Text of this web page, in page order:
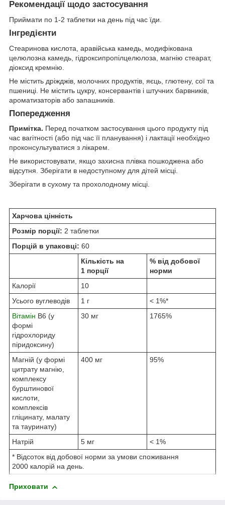
Рекомендації щодо застосування
Приймати по 1-2 таблетки на день під час їди.
Інгредієнти
Стеаринова кислота, аравійська камедь, модифікована
целюлозна камедь, гідроксипропілцелюлоза, магнію стеарат,
діоксид кремнію.
Не містить дріжджів, молочних продуктів, яєць, глютену, сої та
пшениці. Не містить цукру, консервантів і штучних барвників,
ароматизаторів або запашників.
Попередження
Примітка. Перед початком застосування цього продукту під
час вагітності (або під час її планування) і лактації необхідно
проконсультуватися з лікарем.
Не використовувати, якщо захисна плівка пошкоджена або
відсутня. Зберігати в недоступному для дітей місці.
Зберігати в сухому та прохолодному місці.
Харчова цінність
Розмір порції: 2 таблетки
Порцій в упаковці: 60
Кількість на
1 порції
% від добової
норми
Калорії
10
Усього вуглеводів
1 г
< 1%*
Вітамін B6 (у
формі
гідрохлориду
піридоксину)
30 мг 1765%
Магній (у формі
цитрату магнію,
комплексу
бурштинової
кислоти,
комплексів
гліцинату, малату
та тауринату)
400 мг 95%
Натрій 5 мг
< 1%
* Відсоток від добової норми за умови споживання
2000 калорій на день.
Приховати